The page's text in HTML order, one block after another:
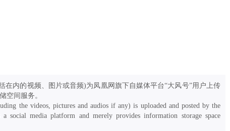
在内的视频、图片或音频)为凤凰网旗下自媒体平台“大风号”用户上传
空间服务。
the videos, pictures and audios if any) is uploaded and posted by the
social media platform and merely provides information storage space